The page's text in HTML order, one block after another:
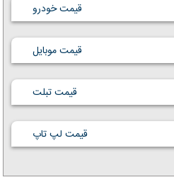
قیمت خودرو
قیمت موبایل
قیمت تبلت
قیمت لپ تاپ